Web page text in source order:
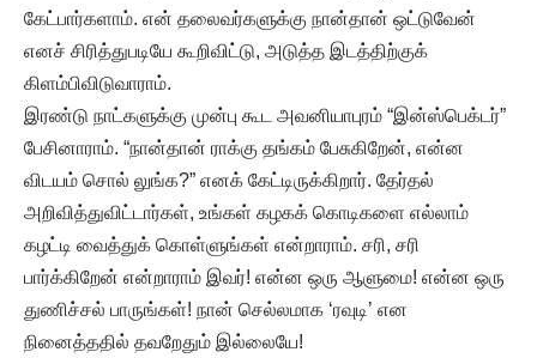
கேட்பார்களாம். என் தலைவர்களுக்கு நான்தான் ஒட்டுவேன்
எனச் சிரித்துபடியே கூறிவிட்டு, அடுத்த இடத்திற்குக்
கிளம்பிவிடுவாராம்.
இரண்டு நாட்களுக்கு முன்பு கூட அவனியாபுரம் “இன்ஸ்பெக்டர்”
பேசினாராம். “நான்தான் ராக்கு தங்கம் பேசுகிறேன், என்ன
விடயம் சொல் லுங்க?” எனக் கேட்டிருக்கிறார். தேர்தல்
அறிவித்துவிட்டார்கள், உங்கள் கழகக் கொடிகளை எல்லாம்
கழட்டி வைத்துக் கொள்ளுங்கள் என்றாராம். சரி, சரி
பார்க்கிறேன் என்றாராம் இவர்! என்ன ஒரு ஆளுமை! என்ன ஒரு
துணிச்சல் பாருங்கள்! நான் செல்லமாக ‘ரவுடி’ என
நினைத்ததில் தவறேதும் இல்லையே!